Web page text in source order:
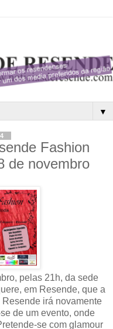
▼
Fashion
de novembro
pelas 21h, da sede
em Resende, que a
irá novamente
de um evento, onde
se com glamour